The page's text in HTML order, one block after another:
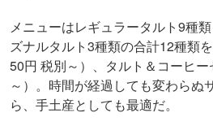
メニューはレギュラータルト9種
ズナルタルト3種類の合計12種類
50円 税別～）、タルト＆コーヒ
～）。時間が経過しても変わらぬ
ら、手土産としても最適だ。